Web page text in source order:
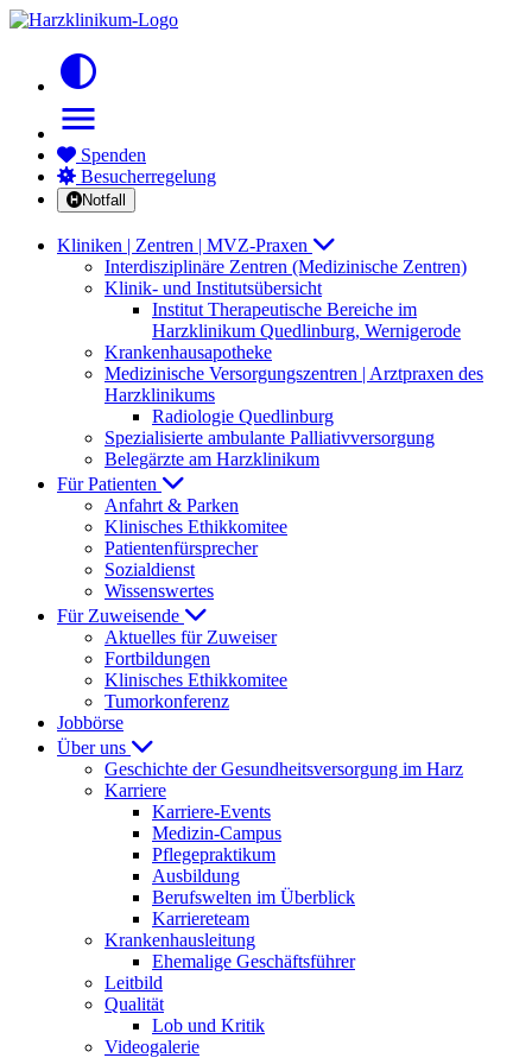
contrast
menu
Spenden
Besucherregelung
Notfall
Kliniken | Zentren | MVZ-Praxen
Interdisziplinäre Zentren (Medizinische Zentren)
Klinik- und Institutsübersicht
Institut Therapeutische Bereiche im
Harzklinikum Quedlinburg, Wernigerode
Krankenhausapotheke
Medizinische Versorgungszentren | Arztpraxen des
Harzklinikums
Radiologie Quedlinburg
Spezialisierte ambulante Palliativversorgung
Belegärzte am Harzklinikum
Für Patienten
Anfahrt & Parken
Klinisches Ethikkomitee
Patientenfürsprecher
Sozialdienst
Wissenswertes
Für Zuweisende
Aktuelles für Zuweiser
Fortbildungen
Klinisches Ethikkomitee
Tumorkonferenz
Jobbörse
Über uns
Geschichte der Gesundheitsversorgung im Harz
Karriere
Karriere-Events
Medizin-Campus
Pflegepraktikum
Ausbildung
Berufswelten im Überblick
Karriereteam
Krankenhausleitung
Ehemalige Geschäftsführer
Leitbild
Qualität
Lob und Kritik
Videogalerie